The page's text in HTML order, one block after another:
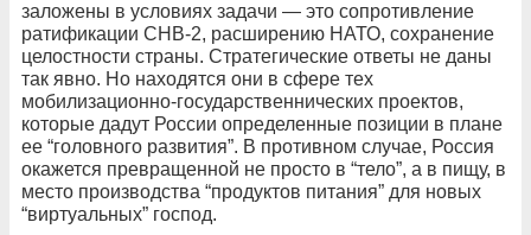
заложены в условиях задачи — это сопротивление
ратификации СНВ-2, расширению НАТО, сохранение
целостности страны. Стратегические ответы не даны
так явно. Но находятся они в сфере тех
мобилизационно-государственнических проектов,
которые дадут России определенные позиции в плане
ее “головного развития”. В противном случае, Россия
окажется превращенной не просто в “тело”, а в пищу, в
место производства “продуктов питания” для новых
“виртуальных” господ.